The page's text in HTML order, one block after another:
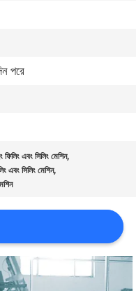
পরে
এবং সিলিং মেশিন,
এবং সিলিং মেশিন,